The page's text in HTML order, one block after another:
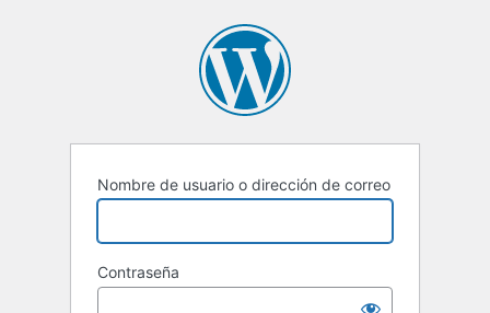
Nombre de usuario o dirección de correo
Contraseña